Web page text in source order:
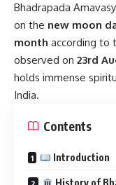
Bhadrapada
on the new moon
month according to
observed on 23rd
holds immense
India.
Contents
Introduction